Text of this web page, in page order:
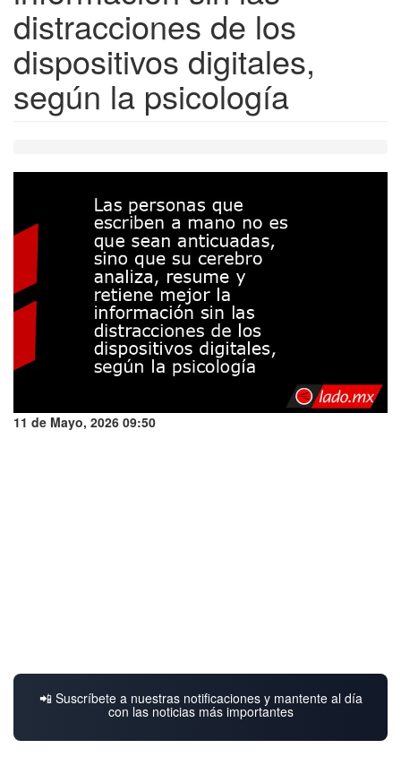
distracciones de los
dispositivos digitales,
según la psicología
11 de Mayo, 2026 09:50
📲 Suscríbete a nuestras notificaciones y mantente al día
con las noticias más importantes